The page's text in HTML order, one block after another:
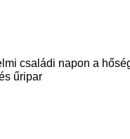
családi napon a
űripar